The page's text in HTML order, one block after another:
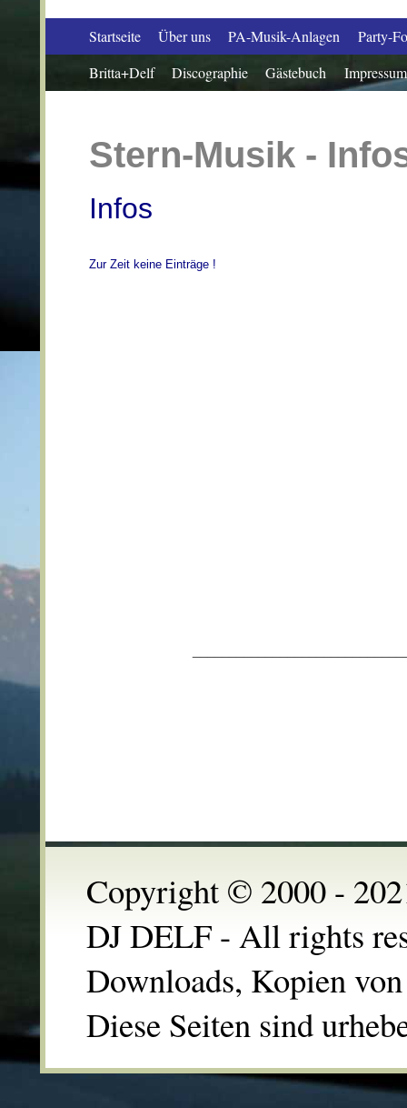
Startseite Über uns PA-Musik-Anlagen
Party-
Britta+Delf
Discographie Gästebuch Impressum
Stern-Musik -
Infos
Zur Zeit keine Einträge !
Copyright © 2000 -
DJ DELF - All rights
Downloads, Kopien
Diese Seiten sind